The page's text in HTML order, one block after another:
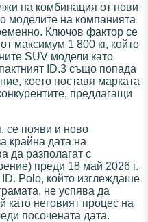
на комбинация от нови
моделите на компанията
Ключов фактор се
максимум 1 800 кг, който
SUV модели като
ID.3 също попада
което поставя марката
предлагащи
се появи и ново
крайна дата на
да разполагат с
преди 18 май 2026 г.
Polo, който изглеждаше
не успява да
като неговият процес на
посочената дата.